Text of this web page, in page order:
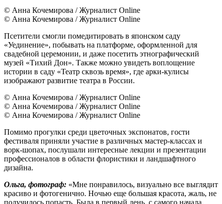
© Анна Кочемирова / Журналист Online
© Анна Кочемирова / Журналист Online
Псетители смогли помедитировать в японском саду
«Уединение», побывать на платформе, оформленной для
свадебной церемонии, и даже посетить этнографический
музей «Тихий Дон». Также можно увидеть воплощение
истории в саду «Театр сквозь время», где арки-кулисы
изображают развитие театра в России.
© Анна Кочемирова / Журналист Online
© Анна Кочемирова / Журналист Online
© Анна Кочемирова / Журналист Online
Помимо прогулки среди цветочных экспонатов, гости
фестиваля приняли участие в различных мастер-классах и
ворк-шопах, послушали интересные лекции и презентации
профессионалов в области флористики и ландшафтного
дизайна.
Ольга, фотограф: «Мне понравилось, визуально все выглядит
красиво и фотогенично. Ночью еще большая красота, жаль, не
получилось попасть. Была в первый день, с самого начала.